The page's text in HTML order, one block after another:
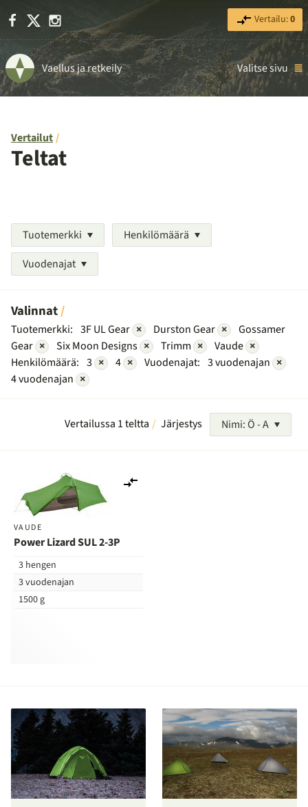
Facebook Instagram Vertailu:0
Vaellus ja retkeily Valitse sivu
Vertailut
Teltat
Tuotemerkki
Henkilömäärä
Vuodenajat
Valinnat
Tuotemerkki: 3F UL Gear × Durston Gear ×
Gossamer
Gear × Six Moon Designs × Trimm × Vaude ×
Henkilömäärä: 3 × 4 × Vuodenajat: 3 vuodenajan ×
4 vuodenajan ×
Vertailussa 1 teltta Järjestys Nimi: Ö - A
VAUDE
Power Lizard SUL 2-3P
3 hengen
3 vuodenajan
1500 g